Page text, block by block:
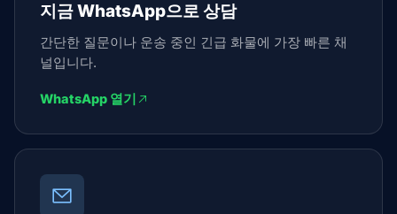
지금 WhatsApp으로 상담
간단한 질문이나 운송 중인 긴급 화물에 가장 빠른 채
널입니다.
WhatsApp 열기